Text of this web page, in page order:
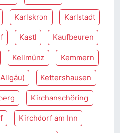
Karlskron Karlstadt
Kastl Kaufbeuren
Kellmünz Kemmern
Kettershausen
Kirchanschöring
Kirchdorf am Inn